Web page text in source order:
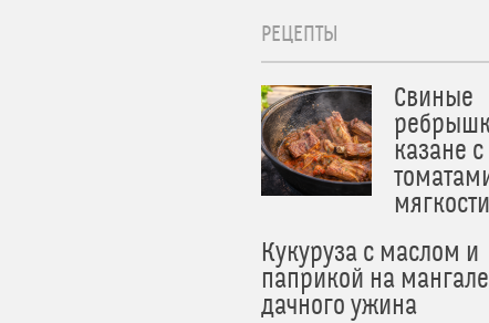
РЕЦЕПТЫ
Свиные
казане
мягкости
Кукуруза с маслом и
паприкой на
дачного ужина